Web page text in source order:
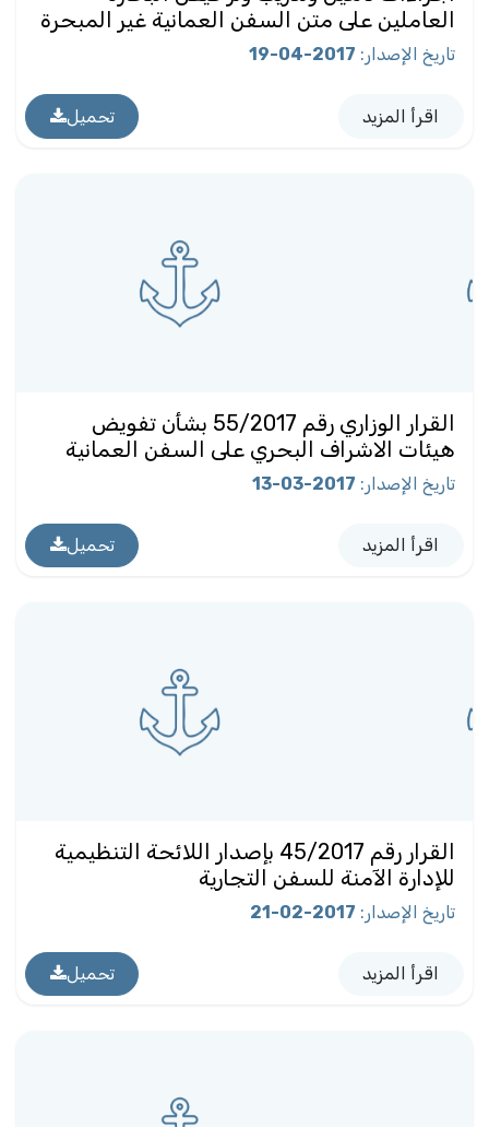
العاملين على متن السفن العمانية غير المبحرة
تاريخ الإصدار :
2017-04-19
اقرأ المزيد تحميل
القرار الوزاري رقم 55/2017 بشأن تفويض
هيئات الاشراف البحري على السفن العمانية
تاريخ الإصدار :
2017-03-13
اقرأ المزيد تحميل
القرار رقم 45/2017 بإصدار اللائحة التنظيمية
للإدارة الآمنة للسفن التجارية
تاريخ الإصدار :
2017-02-21
اقرأ المزيد تحميل